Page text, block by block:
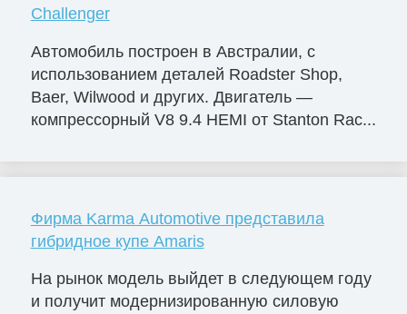
Challenger
Автомобиль построен в Австралии, с
использованием деталей Roadster Shop,
Baer, Wilwood и других. Двигатель —
компрессорный V8 9.4 HEMI от Stanton Rac...
Фирма Karma Automotive представила
гибридное купе Amaris
На рынок модель выйдет в следующем году
и получит модернизированную силовую